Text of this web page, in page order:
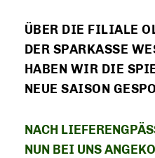
ÜBER DIE FILIALE
DER SPARKASSE
HABEN WIR DIE
NEUE SAISON
NACH
NUN BEI UNS